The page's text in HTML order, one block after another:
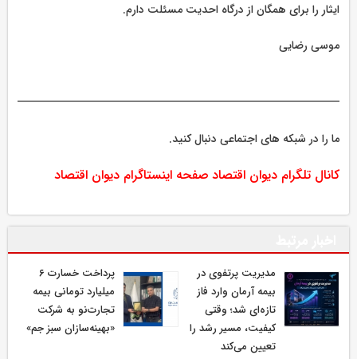
ایثار را برای همگان از درگاه احدیت مسئلت دارم.
موسی رضایی
ما را در شبکه های اجتماعی دنبال کنید.
کانال تلگرام دیوان اقتصاد صفحه اینستاگرام دیوان اقتصاد
مدیریت پرتفوی در
بیمه آرمان وارد فاز
تازه‌ای شد؛ وقتی
کیفیت، مسیر رشد را
تعیین می‌کند
پرداخت خسارت ۶
میلیارد تومانی بیمه
تجارت‌نو به شرکت
«بهینه‌سازان سبز جم»